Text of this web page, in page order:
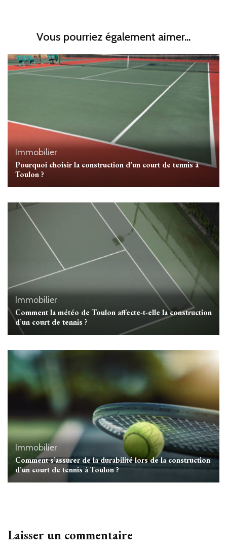
Vous pourriez également aimer...
Immobilier
Pourquoi choisir la construction d’un court de tennis à
Toulon ?
Immobilier
Comment la météo de Toulon affecte-t-elle la construction
d’un court de tennis ?
Immobilier
Comment s’assurer de la durabilité lors de la construction
d’un court de tennis à Toulon ?
Laisser un commentaire